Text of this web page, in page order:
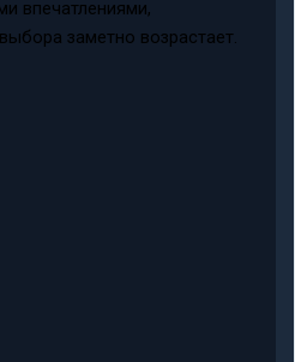
впечатлениями,
заметно возрастает.